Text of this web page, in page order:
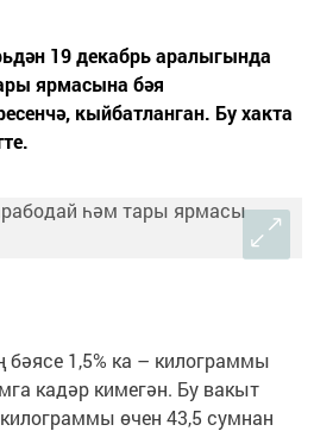
19 декабрь аралыгында
ярмасына бәя
кыйбатланган. Бу хакта
1,5% ка – килограммы
кадәр кимегән. Бу вакыт
өчен 43,5 сумнан